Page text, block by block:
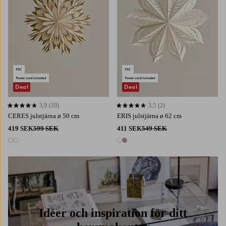
CERES julstjärna ø 50 cm
419 SEK599 SEK
2 färger
3,9 baserat på 10 st betyg
3,9 (10)
Deal
ERIS julstjärna ø 62 cm
411 SEK549 SEK
2 färger
3,5 baserat på 2 st betyg
3,5 (2)
Deal
Idéer och inspiration för ditt